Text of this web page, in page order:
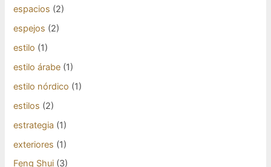
espacios (2)
espejos (2)
estilo (1)
estilo árabe (1)
estilo nórdico (1)
estilos (2)
estrategia (1)
exteriores (1)
Feng Shui (3)